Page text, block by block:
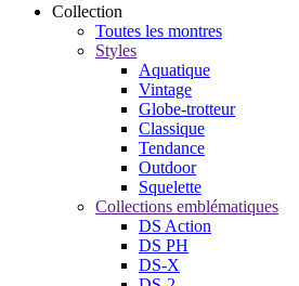
Collection
Toutes les montres
Styles
Aquatique
Vintage
Globe-trotteur
Classique
Tendance
Outdoor
Squelette
Collections emblématiques
DS Action
DS PH
DS-X